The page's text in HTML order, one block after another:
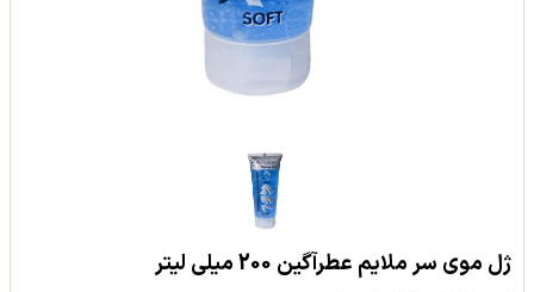
ژل موی سر ملایم عطرآگین 200 میلی لیتر